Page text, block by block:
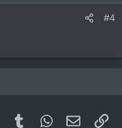
#4
PinterestTumblrWhatsApp
E-Mail